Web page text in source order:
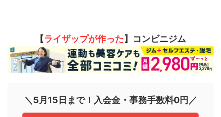
【ライザップが作った】コンビニジム
＼5月15日まで！入会金・事務手数料0円／